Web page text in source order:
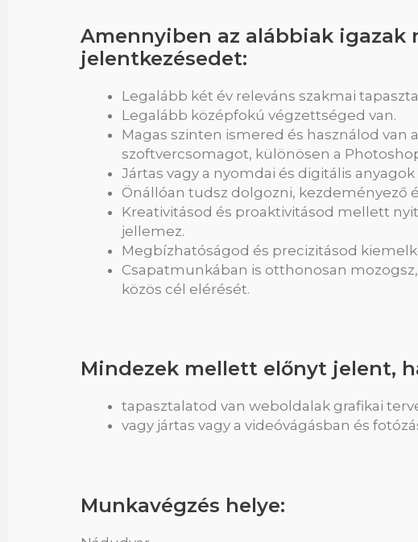
Amennyiben az alábbiak igazak
jelentkezésedet:
Legalább két év releváns szakmai
Legalább középfokú végzettséged van.
Magas szinten ismered és használod van
szoftvercsomagot, különösen a
Jártas vagy a nyomdai és digitális
Önállóan tudsz dolgozni, kezdeményező
Kreativitásod és proaktivitásod mellett
jellemez.
Megbízhatóságod és precizitásod
Csapatmunkában is otthonosan
közös cél elérését.
Mindezek mellett előnyt jelent,
tapasztalatod van weboldalak grafikai
vagy jártas vagy a videóvágásban és
Munkavégzés helye: